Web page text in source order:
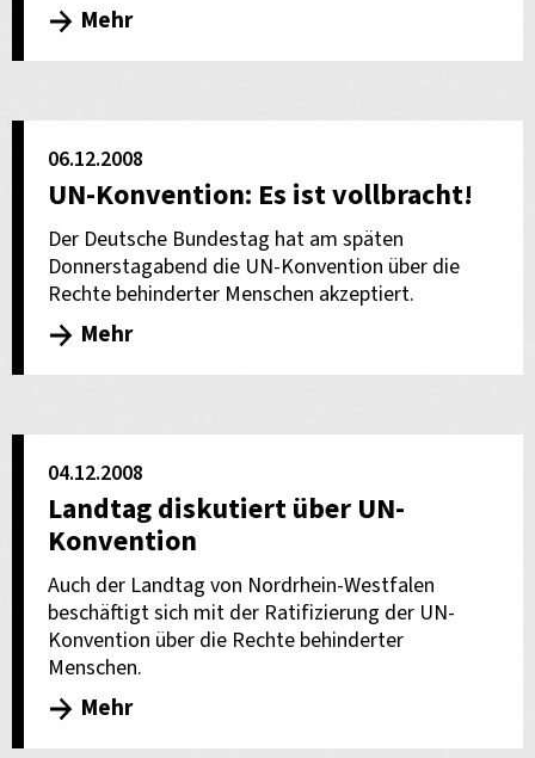
Mehr
06.12.2008
UN-Konvention: Es ist vollbracht!
Der Deutsche Bundestag hat am späten
Donnerstagabend die UN-Konvention über die
Rechte behinderter Menschen akzeptiert.
Mehr
04.12.2008
Landtag diskutiert über UN-
Konvention
Auch der Landtag von Nordrhein-Westfalen
beschäftigt sich mit der Ratifizierung der UN-
Konvention über die Rechte behinderter
Menschen.
Mehr